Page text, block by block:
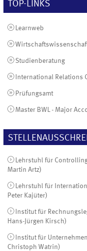
TOP-LINKS
Learnweb
Studienberatung
International Relations
Prüfungsamt
Master BWL - Major
Lehrstuhl für
Martin Artz)
Lehrstuhl für
Peter Kajüter)
Institut für
Hans-Jürgen Kirsch)
Institut für
Christoph Watrin)